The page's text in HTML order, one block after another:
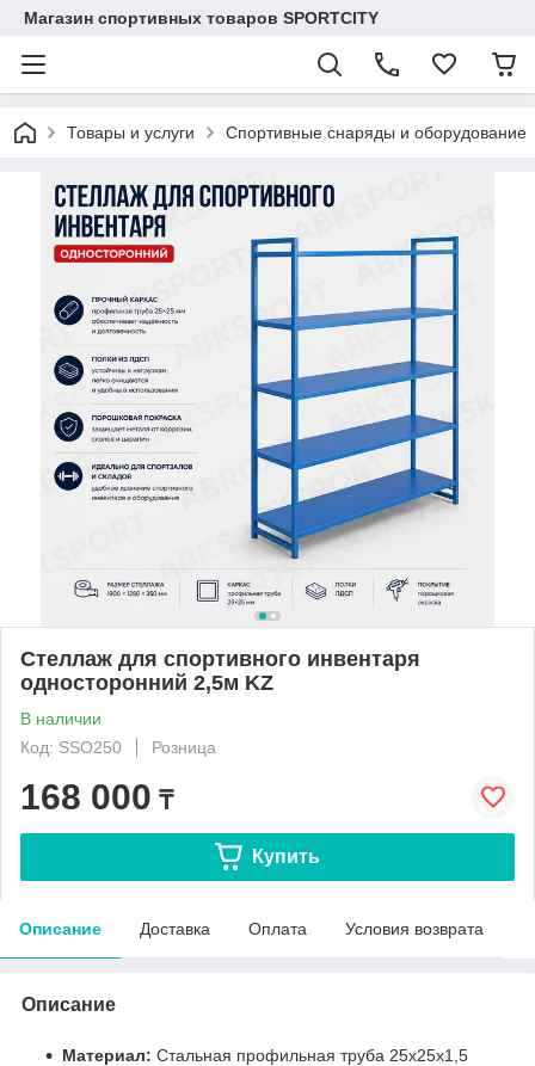
Магазин спортивных товаров SPORTCITY
Товары и услуги Спортивные снаряды и оборудование
Стеллаж для спортивного инвентаря
односторонний 2,5м KZ
В наличии
Код: SSO250
Розница
168 000 ₸
Купить
Описание Доставка Оплата Условия возврата
Описание
Материал: Стальная профильная труба 25х25х1,5